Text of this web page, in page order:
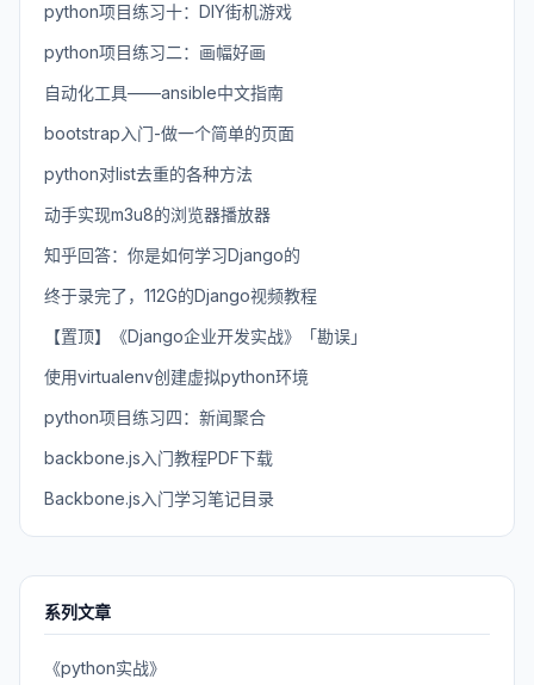
python项目练习十：DIY街机游戏
python项目练习二：画幅好画
自动化工具——ansible中文指南
bootstrap入门-做一个简单的页面
python对list去重的各种方法
动手实现m3u8的浏览器播放器
知乎回答：你是如何学习Django的
终于录完了，112G的Django视频教程
【置顶】《Django企业开发实战》「勘误」
使用virtualenv创建虚拟python环境
python项目练习四：新闻聚合
backbone.js入门教程PDF下载
Backbone.js入门学习笔记目录
系列文章
《python实战》